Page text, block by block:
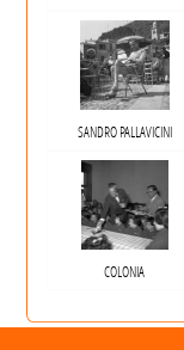
SANDRO PALLAVICINI
COLONIA